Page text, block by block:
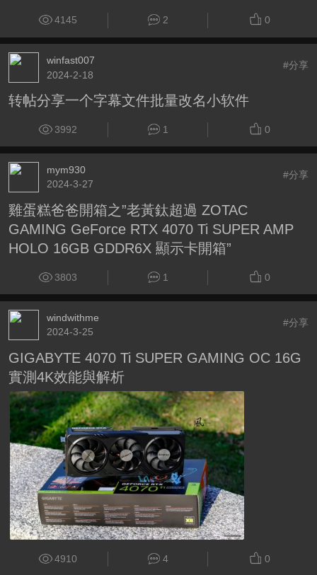
4145 2 0
winfast007
2024-2-18
#分享
转帖分享一个字幕文件批量改名小软件
3992 1 0
mym930
2024-3-27
#分享
雞蛋糕爸爸開箱之”老黃鈦超過 ZOTAC
GAMING GeForce RTX 4070 Ti SUPER AMP
HOLO 16GB GDDR6X 顯示卡開箱”
3803 1 0
windwithme
2024-3-25
#分享
GIGABYTE 4070 Ti SUPER GAMING OC 16G
實測4K效能與解析
4910 4 0